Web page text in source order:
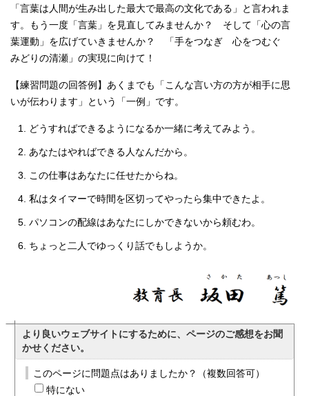
「言葉は人間が生み出した最大で最高の文化である」と言われま
す。もう一度「言葉」を見直してみませんか？ そして「心の言
葉運動」を広げていきませんか？ 「手をつなぎ 心をつむぐ
みどりの清瀬」の実現に向けて！
【練習問題の回答例】あくまでも「こんな言い方の方が相手に思
いが伝わります」という「一例」です。
どうすればできるようになるか一緒に考えてみよう。
あなたはやればできる人なんだから。
この仕事はあなたに任せたからね。
私はタイマーで時間を区切ってやったら集中できたよ。
パソコンの配線はあなたにしかできないから頼むわ。
ちょっと二人でゆっくり話でもしようか。
より良いウェブサイトにするために、ページのご感想をお聞
かせください。
このページに問題点はありましたか？（複数回答可）
特にない